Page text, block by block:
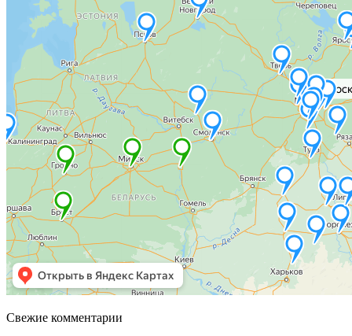
Свежие комментарии